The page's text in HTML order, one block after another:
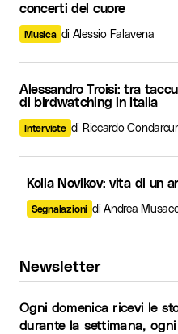
concerti del cuore
Musica di Alessio Falavena
Alessandro Troisi: tra
di birdwatching in Italia
Interviste di Riccardo
Kolia Novikov: vita di un
Segnalazioni di Andrea
Newsletter
Ogni domenica ricevi le
durante la settimana,